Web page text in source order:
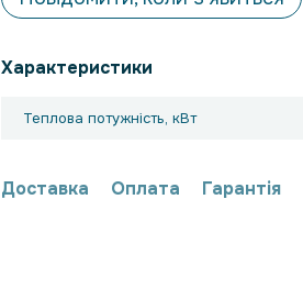
Характеристики
Теплова потужність, кВт
Доставка Оплата Гарантія